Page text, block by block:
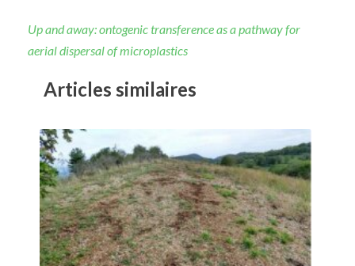
Up and away: ontogenic transference as a pathway for
aerial dispersal of microplastics
Articles similaires